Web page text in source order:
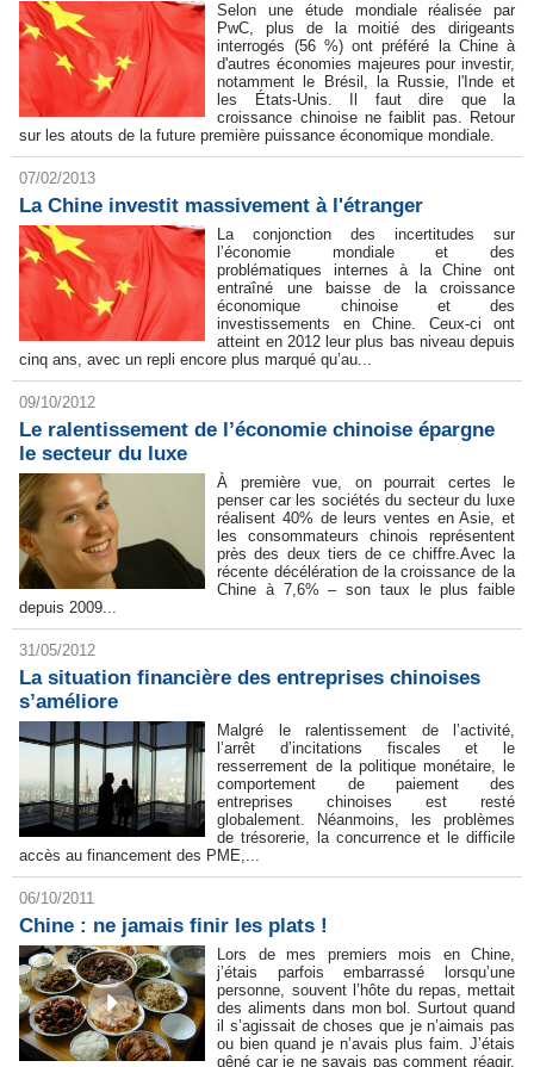
Selon une étude mondiale réalisée par
PwC, plus de la moitié des dirigeants
interrogés (56 %) ont préféré la Chine à
d'autres économies majeures pour investir,
notamment le Brésil, la Russie, l'Inde et
les États-Unis. Il faut dire que la
croissance chinoise ne faiblit pas. Retour
sur les atouts de la future première puissance économique mondiale.
07/02/2013
La Chine investit massivement à l'étranger
La conjonction des incertitudes sur
l’économie mondiale et des
problématiques internes à la Chine ont
entraîné une baisse de la croissance
économique chinoise et des
investissements en Chine. Ceux-ci ont
atteint en 2012 leur plus bas niveau depuis
cinq ans, avec un repli encore plus marqué qu’au...
09/10/2012
Le ralentissement de l’économie chinoise épargne
le secteur du luxe
À première vue, on pourrait certes le
penser car les sociétés du secteur du luxe
réalisent 40% de leurs ventes en Asie, et
les consommateurs chinois représentent
près des deux tiers de ce chiffre.Avec la
récente décélération de la croissance de la
Chine à 7,6% – son taux le plus faible
depuis 2009...
31/05/2012
La situation financière des entreprises chinoises
s’améliore
Malgré le ralentissement de l’activité,
l’arrêt d’incitations fiscales et le
resserrement de la politique monétaire, le
comportement de paiement des
entreprises chinoises est resté
globalement. Néanmoins, les problèmes
de trésorerie, la concurrence et le difficile
accès au financement des PME,...
06/10/2011
Chine : ne jamais finir les plats !
Lors de mes premiers mois en Chine,
j’étais parfois embarrassé lorsqu’une
personne, souvent l’hôte du repas, mettait
des aliments dans mon bol. Surtout quand
il s’agissait de choses que je n’aimais pas
ou bien quand je n’avais plus faim. J’étais
gêné car je ne savais pas comment réagir.